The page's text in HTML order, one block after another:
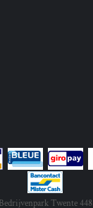
Bedrijvenpark Twente 448